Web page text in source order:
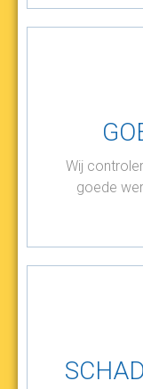
Wij
goede